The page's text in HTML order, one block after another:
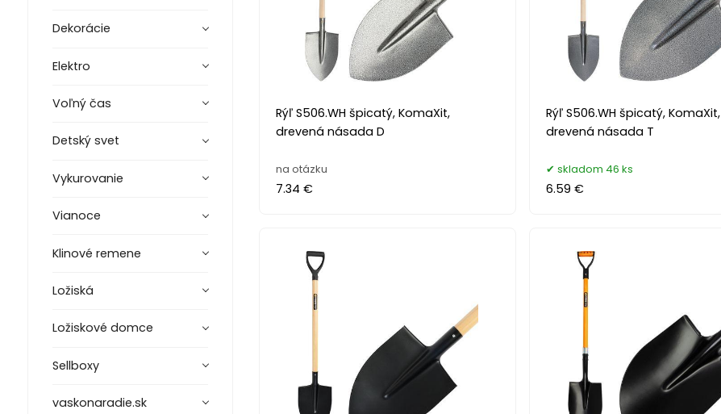
Dekorácie
Elektro
Voľný čas
Detský svet
Vykurovanie
Vianoce
Klinové remene
Ložiská
Ložiskové domce
Sellboxy
vaskonaradie.sk
Rýľ S506.WH špicatý, KomaXit,
drevená násada D
na otázku
7.34 €
Rýľ S506.WH špicatý, KomaXit,
drevená násada T
skladom 46 ks
6.59 €